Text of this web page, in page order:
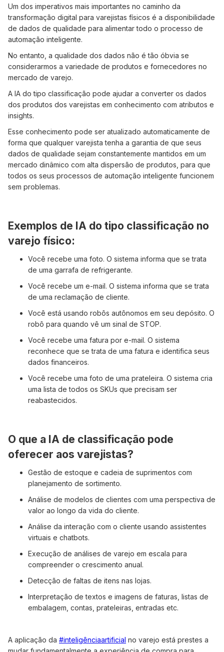
Um dos imperativos mais importantes no caminho da
transformação digital para varejistas físicos é a disponibilidade
de dados de qualidade para alimentar todo o processo de
automação inteligente.
No entanto, a qualidade dos dados não é tão óbvia se
considerarmos a variedade de produtos e fornecedores no
mercado de varejo.
A IA do tipo classificação pode ajudar a converter os dados
dos produtos dos varejistas em conhecimento com atributos e
insights.
Esse conhecimento pode ser atualizado automaticamente de
forma que qualquer varejista tenha a garantia de que seus
dados de qualidade sejam constantemente mantidos em um
mercado dinâmico com alta dispersão de produtos, para que
todos os seus processos de automação inteligente funcionem
sem problemas.
Exemplos de IA do tipo classificação no
varejo físico:
Você recebe uma foto. O sistema informa que se trata
de uma garrafa de refrigerante.
Você recebe um e-mail. O sistema informa que se trata
de uma reclamação de cliente.
Você está usando robôs autônomos em seu depósito. O
robô para quando vê um sinal de STOP.
Você recebe uma fatura por e-mail. O sistema
reconhece que se trata de uma fatura e identifica seus
dados financeiros.
Você recebe uma foto de uma prateleira. O sistema cria
uma lista de todos os SKUs que precisam ser
reabastecidos.
O que a IA de classificação pode
oferecer aos varejistas?
Gestão de estoque e cadeia de suprimentos com
planejamento de sortimento.
Análise de modelos de clientes com uma perspectiva de
valor ao longo da vida do cliente.
Análise da interação com o cliente usando assistentes
virtuais e chatbots.
Execução de análises de varejo em escala para
compreender o crescimento anual.
Detecção de faltas de itens nas lojas.
Interpretação de textos e imagens de faturas, listas de
embalagem, contas, prateleiras, entradas etc.
A aplicação da #inteligênciaartificial no varejo está prestes a